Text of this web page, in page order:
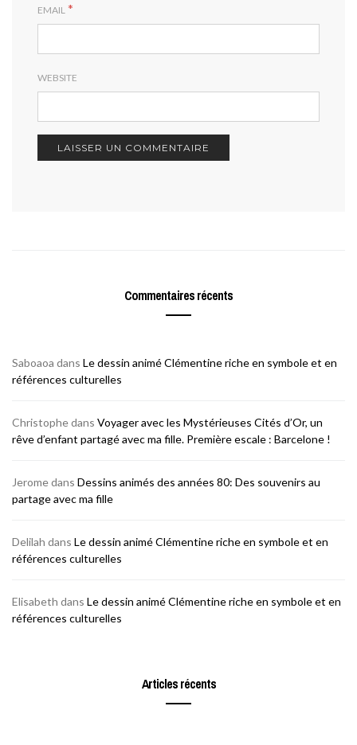
EMAIL *
WEBSITE
Commentaires récents
Saboaoa dans Le dessin animé Clémentine riche en symbole et en
références culturelles
Christophedans Voyager avec les Mystérieuses Cités d’Or, un
rêve d’enfant partagé avec ma fille. Première escale : Barcelone !
Jeromedans Dessins animés des années 80: Des souvenirs au
partage avec ma fille
Delilah dans Le dessin animé Clémentine riche en symbole et en
références culturelles
Elisabeth dans Le dessin animé Clémentine riche en symbole et en
références culturelles
Articles récents